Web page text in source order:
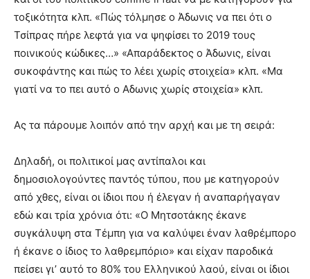
τοξικότητα κλπ. «Πώς τόλμησε ο Άδωνις να πει ότι ο
Τσίπρας πήρε λεφτά για να ψηφίσει το 2019 τους
ποινικούς κώδικες…» «Απαράδεκτος ο Άδωνις, είναι
συκοφάντης και πώς το λέει χωρίς στοιχεία» κλπ. «Μα
γιατί να το πει αυτό ο Αδωνις χωρίς στοιχεία» κλπ.
Ας τα πάρουμε λοιπόν από την αρχή και με τη σειρά:
Δηλαδή, οι πολιτικοί μας αντίπαλοι και
δημοσιολογούντες παντός τύπου, που με κατηγορούν
από χθες, είναι οι ίδιοι που ή έλεγαν ή αναπαρήγαγαν
εδώ και τρία χρόνια ότι: «Ο Μητσοτάκης έκανε
συγκάλυψη στα Τέμπη για να καλύψει έναν λαθρέμπορο
ή έκανε ο ίδιος το λαθρεμπόριο» και είχαν παροδικά
πείσει γι’ αυτό το 80% του Ελληνικού λαού, είναι οι ίδιοι